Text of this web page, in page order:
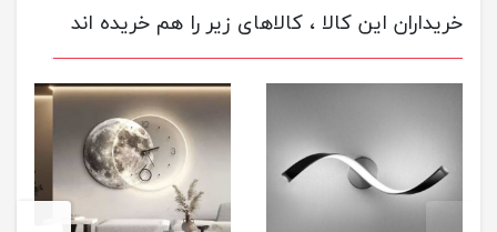
خریداران این کالا ، کالاهای زیر را هم خریده اند